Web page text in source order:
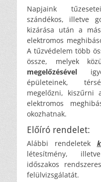
Napjaink
szándékos, illetve
kizárása után a
elektromos
A tűzvédelem több
össze, melyek
megelőzésével
épületeinek,
megelőzni, kiszűrni
elektromos
okozhatnak.
Előíró rendelet:
Alábbi rendeletek
létesítmény,
időszakos
felülvizsgálatát.